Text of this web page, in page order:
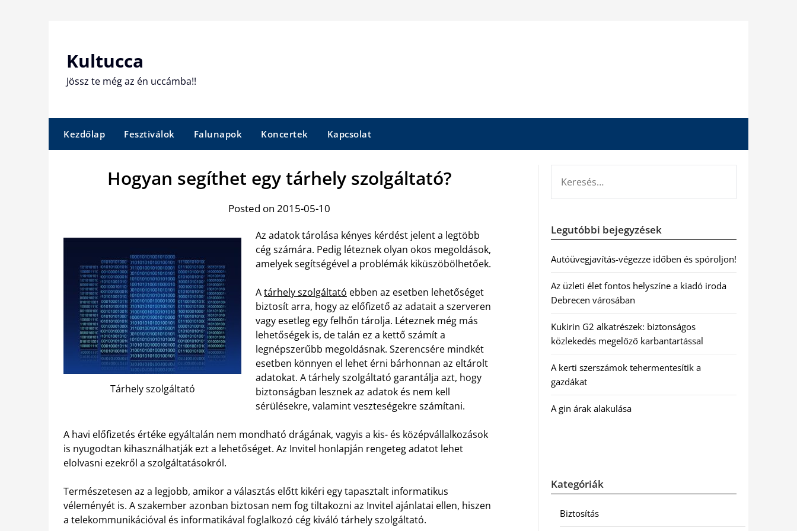
Kultucca
Jössz te még az én uccámba!!
Kezdőlap Fesztiválok Falunapok Koncertek Kapcsolat
Hogyan segíthet egy tárhely szolgáltató?
Posted on 2015-05-10
Tárhely szolgáltató
Az adatok tárolása kényes kérdést jelent a legtöbb
cég számára. Pedig léteznek olyan okos megoldások,
amelyek segítségével a problémák kiküszöbölhetőek.
Atárhely szolgáltató ebben az esetben lehetőséget
biztosít arra, hogy az előfizető az adatait a szerveren
vagy esetleg egy felhőn tárolja. Léteznek még más
lehetőségek is, de talán ez a kettő számít a
legnépszerűbb megoldásnak. Szerencsére mindkét
esetben könnyen el lehet érni bárhonnan az eltárolt
adatokat. A tárhely szolgáltató garantálja azt, hogy
biztonságban lesznek az adatok és nem kell
sérülésekre, valamint veszteségekre számítani.
A havi előfizetés értéke egyáltalán nem mondható drágának, vagyis a kis- és középvállalkozások
is nyugodtan kihasználhatják ezt a lehetőséget. Az Invitel honlapján rengeteg adatot lehet
elolvasni ezekről a szolgáltatásokról.
Természetesen az a legjobb, amikor a választás előtt kikéri egy tapasztalt informatikus
véleményét is. A szakember azonban biztosan nem fog tiltakozni az Invitel ajánlatai ellen, hiszen
a telekommunikációval és informatikával foglalkozó cég kiváló tárhely szolgáltató.
Legutóbbi bejegyzések
Autóüvegjavítás-végezze időben és spóroljon!
Az üzleti élet fontos helyszíne a kiadó iroda
Debrecen városában
Kukirin G2 alkatrészek: biztonságos
közlekedés megelőző karbantartással
A kerti szerszámok tehermentesítik a
gazdákat
A gin árak alakulása
Kategóriák
Biztosítás